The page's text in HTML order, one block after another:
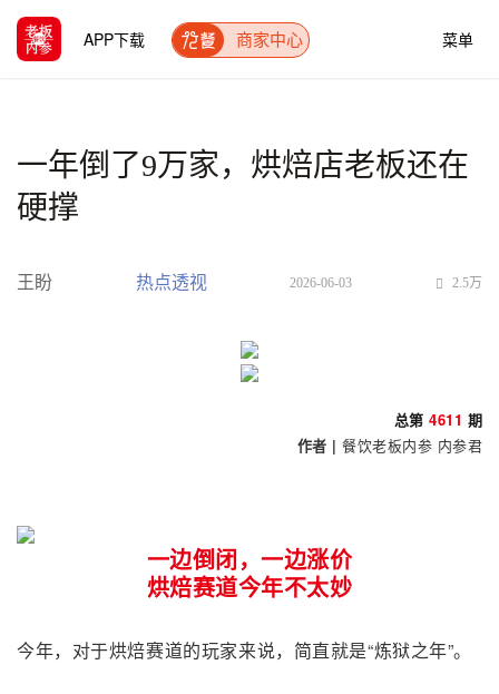
菜单
APP下载 商家中心
一年倒了9万家，烘焙店老板还在
硬撑
王盼 热点透视 2026-06-03 2.5万
总第 4611 期
作者 | 餐饮老板内参 内参君
一边倒闭，一边涨价
烘焙赛道今年不太妙
今年，对于烘焙赛道的玩家来说，简直就是“炼狱之年”。